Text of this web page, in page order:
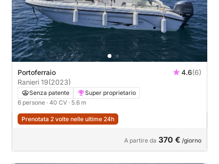
Portoferraio 4.6(6)
Ranieri 19(2023)
Senza patente
Super proprietario
6 persone · 40 CV · 5.6 m
Prenotata 2 volte nelle ultime 24h
A partire da 370 € /giorno